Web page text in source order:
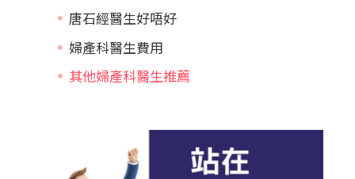
唐石經醫生好唔好
婦產科醫生費用
其他婦產科醫生推薦